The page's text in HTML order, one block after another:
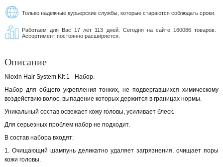
Только надежные курьерские службы, которые стараются соблюдать сроки.
Работаем для Вас 17 лет 113 дней. Сегодня на сайте 160086 товаров.
Ассортимент постоянно расширяется.
Описание
Nioxin Hair System Kit 1 - Набор.
Набор для общего укрепления тонких, не подвергавшихся химическому
воздействию волос, выпадение которых держится в границах нормы.
Уникальный состав освежает кожу головы, усиливает блеск.
Для серьезных проблем набор не подходит.
В состав набора входят:
1. Очищающий шампунь деликатно удаляет загрязнения, очищает поры
кожи головы.